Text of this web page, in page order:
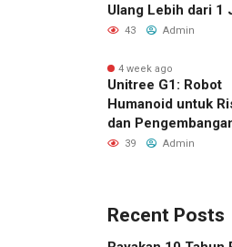
Ulang Lebih dari 1
Ton Material Sisa
43 Admin
4 week ago
Unitree G1: Robot
Humanoid untuk
dan
Robotika
39 Admin
Recent Posts